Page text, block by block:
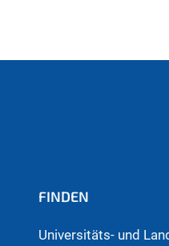
FINDEN
Universitäts- und